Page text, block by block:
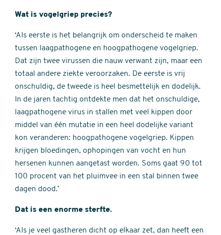
Wat is vogelgriep precies?
‘Als eerste is het belangrijk om onderscheid te maken
tussen laagpathogene en hoogpathogene vogelgriep.
Dat zijn twee virussen die nauw verwant zijn, maar een
totaal andere ziekte veroorzaken. De eerste is vrij
onschuldig, de tweede is heel besmettelijk en dodelijk.
In de jaren tachtig ontdekte men dat het onschuldige,
laagpathogene virus in stallen met veel kippen door
middel van één mutatie in een heel dodelijke variant
kon veranderen: hoogpathogene vogelgriep. Kippen
krijgen bloedingen, ophopingen van vocht en hun
hersenen kunnen aangetast worden. Soms gaat 90 tot
100 procent van het pluimvee in een stal binnen twee
dagen dood.’
Dat is een enorme sterfte.
‘Als je veel gastheren dicht op elkaar zet, dan heeft een